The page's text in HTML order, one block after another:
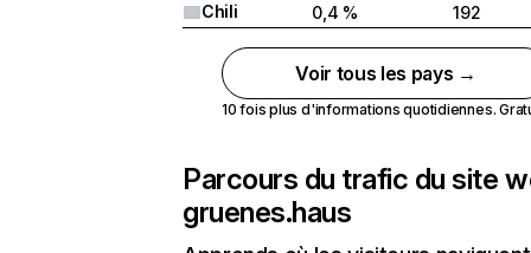
Chili
0,4 % 192
Voir tous les pays →
10 fois plus d'informations quotidiennes.
Parcours du trafic du site
gruenes.haus